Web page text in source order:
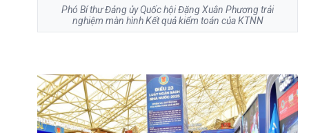
Phó Bí thư Đảng ủy Quốc hội Đặng Xuân Phương trải
nghiệm màn hình Kết quả kiểm toán của KTNN